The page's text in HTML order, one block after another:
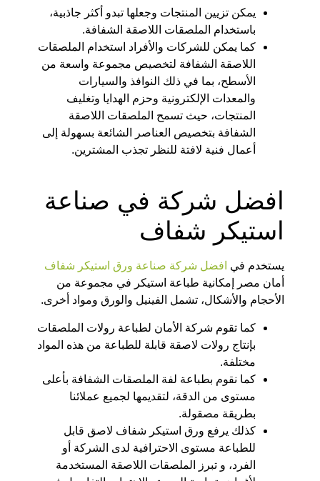
يمكن تزيين المنتجات وجعلها تبدو أكثر جاذبية،
باستخدام الملصقات اللاصقة الشفافة.
كما يمكن للشركات والأفراد استخدام الملصقات
اللاصقة الشفافة لتخصيص مجموعة واسعة من
الأسطح، بما في ذلك النوافذ والسيارات
والمعدات الإلكترونية وحزم الهدايا وتغليف
المنتجات، حيث تسمح الملصقات اللاصقة
الشفافة بتخصيص العناصر الشائعة بسهولة إلى
أعمال فنية لافتة للنظر تجذب المشترين.
افضل شركة في صناعة
استيكر شفاف
يستخدم في افضل شركة صناعة ورق استيكر شفاف
أمان مصر إمكانية طباعة استيكر في مجموعة من
الأحجام والأشكال، تشمل الفينيل والورق ومواد أخرى.
كما تقوم شركة الأمان لطباعة رولات الملصقات
بإنتاج رولات لاصقة قابلة للطباعة من هذه المواد
مختلفة.
كما نقوم بطباعة لفة الملصقات الشفافة بأعلى
مستوى من الدقة، لتقديمها لجميع عملائنا
بطريقة مصقولة.
كذلك يرفع ورق استيكر شفاف لاصق قابل
للطباعة مستوى الاحترافية لدى الشركة أو
الفرد، و تبرز الملصقات اللاصقة المستخدمة